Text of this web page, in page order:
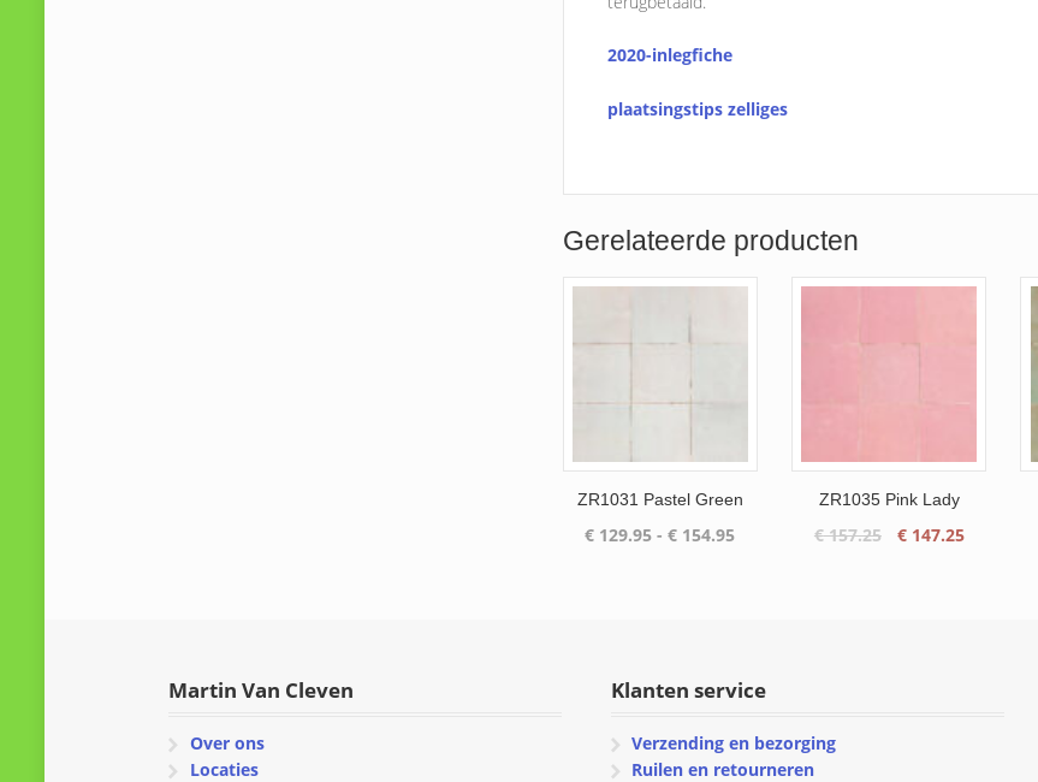
2020-inlegfiche
plaatsingstips zelliges
Gerelateerde producten
ZR1031 Pastel Green
€ 129.95 - € 154.95Prijsklasse:
ZR1035 Pink Lady
€157.25
Oorspronkelijke
€147.25Huidige
Martin Van Cleven
Over ons
Locaties
Klanten service
Verzending en bezorging
Ruilen en retourneren